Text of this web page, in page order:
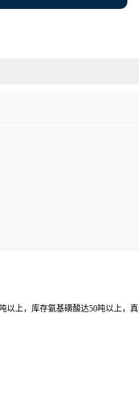
上，库存氨基磺酸达50吨以上，真